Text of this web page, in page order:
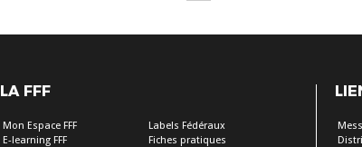
LA FFF
Mon Espace FFF
E-learning FFF
Labels Fédéraux
Fiches pratiques